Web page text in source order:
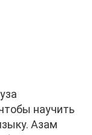
научить
Азам